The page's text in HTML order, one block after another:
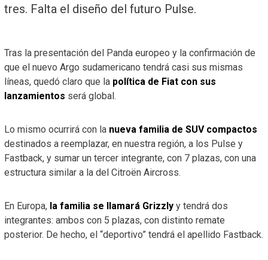
tres. Falta el diseño del futuro Pulse.
Tras la presentación del Panda europeo y la confirmación de
que el nuevo Argo sudamericano tendrá casi sus mismas
líneas, quedó claro que la política de Fiat con sus
lanzamientos será global.
Lo mismo ocurrirá con la nueva familia de SUV compactos
destinados a reemplazar, en nuestra región, a los Pulse y
Fastback, y sumar un tercer integrante, con 7 plazas, con una
estructura similar a la del Citroën Aircross.
En Europa, la familia se llamará Grizzly y tendrá dos
integrantes: ambos con 5 plazas, con distinto remate
posterior. De hecho, el “deportivo” tendrá el apellido Fastback.